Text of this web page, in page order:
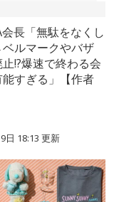
長「無駄をなくし
ルマークやバザ
!?爆速で終わる会
すぎる」【作者
日 18:13 更新